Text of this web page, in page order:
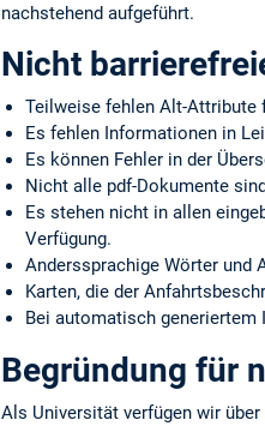
nachstehend aufgeführt.
Nicht
Teilweise fehlen Alt-Attribute
Es fehlen Informationen in
Es können Fehler in der
Nicht alle pdf-Dokumente
Es stehen nicht in allen
Verfügung.
Anderssprachige Wörter und
Karten, die der
Bei automatisch
Begründung für
Als Universität verfügen wir